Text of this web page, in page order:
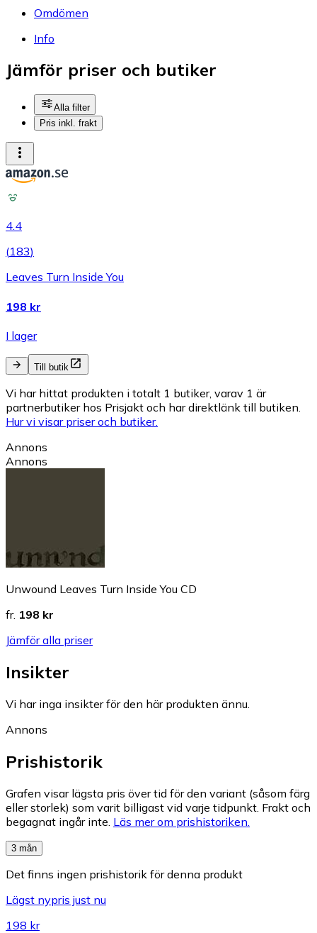
Omdömen
Info
Jämför priser och butiker
Alla filter
Pris inkl. frakt
4.4
(183)
Leaves Turn Inside You
198 kr
I lager
Till butik
Vi har hittat produkten i totalt 1 butiker, varav 1 är
partnerbutiker hos Prisjakt och har direktlänk till butiken.
Hur vi visar priser och butiker.
Annons
Annons
Unwound Leaves Turn Inside You CD
fr. 198 kr
Jämför alla priser
Insikter
Vi har inga insikter för den här produkten ännu.
Annons
Prishistorik
Grafen visar lägsta pris över tid för den variant (såsom färg
eller storlek) som varit billigast vid varje tidpunkt. Frakt och
begagnat ingår inte. Läs mer om prishistoriken.
3 mån
Det finns ingen prishistorik för denna produkt
Lägst nypris just nu
198 kr